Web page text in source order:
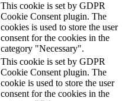
This cookie is set by GDPR
Cookie Consent plugin. The
cookies is used to store the user
consent for the cookies in the
category "Necessary".
This cookie is set by GDPR
Cookie Consent plugin. The
cookie is used to store the user
consent for the cookies in the